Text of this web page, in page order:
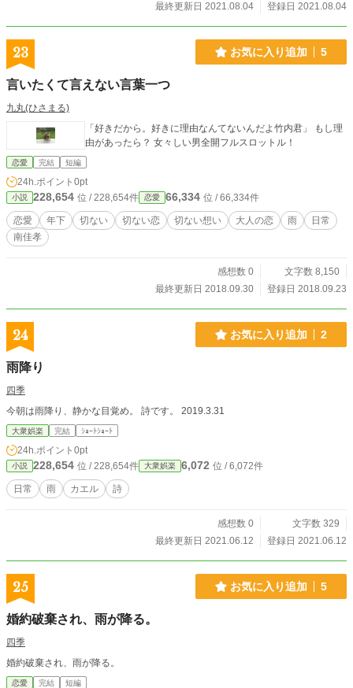
最終更新日 2021.08.04
登録日 2021.08.04
23 お気に入り追加 5
言いたくて言えない言葉一つ
九丸(ひさまる)
「好きだから。好きに理由なんてないんだよ竹内君」 もし理
由があったら？ 女々しい男全開フルスロットル！
恋愛 完結 短編
24h.ポイント 0pt
小説 228,654 位 / 228,654件 恋愛 66,334 位 / 66,334件
恋愛 年下 切ない 切ない恋 切ない想い 大人の恋 雨
日常
南佳孝
感想数 0
文字数 8,150
最終更新日 2018.09.30
登録日 2018.09.23
24 お気に入り追加 2
雨降り
四季
今朝は雨降り、静かな目覚め。 詩です。 2019.3.31
大衆娯楽 完結 ｼｮｰﾄｼｮｰﾄ
24h.ポイント 0pt
小説 228,654 位 / 228,654件 大衆娯楽 6,072 位 / 6,072件
日常 雨 カエル 詩
感想数 0
文字数 329
最終更新日 2021.06.12
登録日 2021.06.12
25 お気に入り追加 5
婚約破棄され、雨が降る。
四季
婚約破棄され、雨が降る。
恋愛 完結 短編